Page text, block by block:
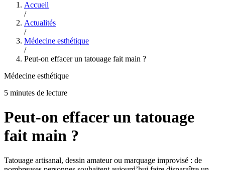
Accueil
/
Actualités
/
Médecine esthétique
/
Peut-on effacer un tatouage fait main ?
Médecine esthétique
5 minutes de lecture
Peut-on effacer un tatouage
fait main ?
Tatouage artisanal, dessin amateur ou marquage improvisé : de